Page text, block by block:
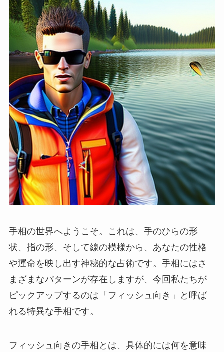
手相の世界へようこそ。これは、手のひらの形
状、指の形、そして線の模様から、あなたの性格
や運命を映し出す神秘的な占術です。手相にはさ
まざまなパターンが存在しますが、今回私たちが
ピックアップするのは「フィッシュ向き」と呼ば
れる特異な手相です。
フィッシュ向きの手相とは、具体的には何を意味